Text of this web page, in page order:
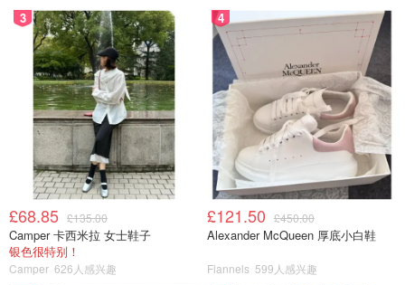
3
£68.85 £135.00
Camper 卡西米拉 女士鞋子
银色很特别！
Camper 626人感兴趣
4
£121.50 £450.00
Alexander McQueen 厚底小白鞋
Flannels 599人感兴趣